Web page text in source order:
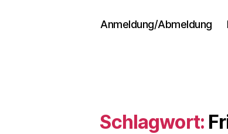
Anmeldung/Abmeldung
Schlagwort: